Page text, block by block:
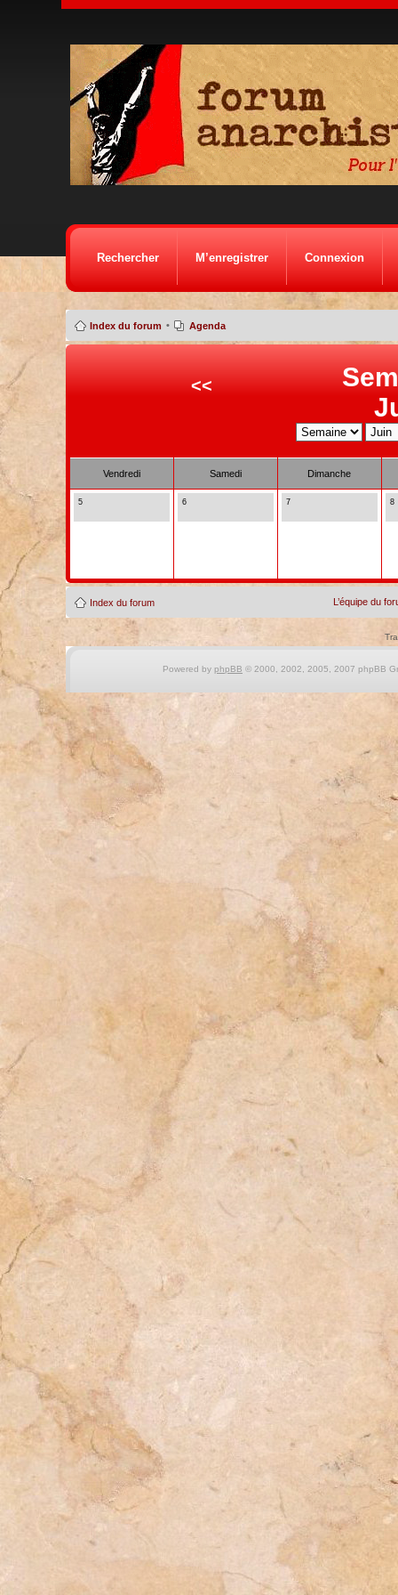
Rechercher M’enregistrer Connexion
Index du forum • Agenda
<<
Vendredi Samedi Dimanche
5 6 7 8
Index du forum L’équipe du
Powered by phpBB © 2000, 2002, 2005, 2007 phpBB